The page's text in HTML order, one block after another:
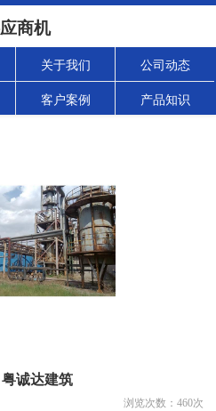
商机
关于我们 公司动态
客户案例 产品知识
诚达建筑
浏览次数： 460次